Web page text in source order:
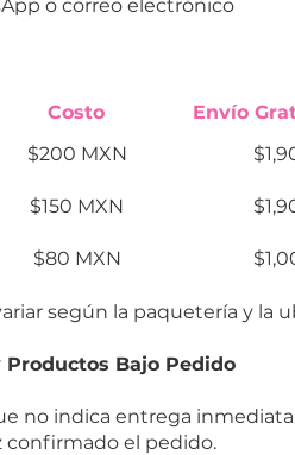
o correo electrónico
Costo
$200 MXN
$150 MXN
$80 MXN
Envío
según la paquetería y la
Productos Bajo Pedido
no indica entrega
confirmado el pedido.